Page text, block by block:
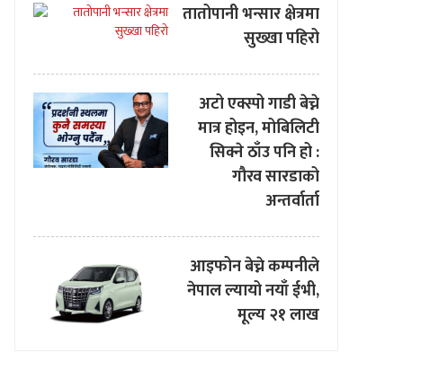
तातोपानी भन्सार क्षेत्रमा
सुख्खा पहिरो
अटो एक्स्पो गाडी बेच्ने
मात्र होइन, मोबिलिटी
सिक्ने ठाँउ पनि हो :
गौरव सारडाको
अन्तर्वार्ता
आइफोन बेच्ने कम्पनीले
नेपाल ल्यायो नयाँ ईभी,
मूल्य २१ लाख